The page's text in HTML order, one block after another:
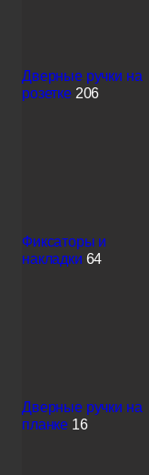
Дверные ручки на
розетке 206
Фиксаторы и
накладки 64
Дверные ручки на
планке 16